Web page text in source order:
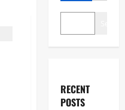
RECENT
POSTS